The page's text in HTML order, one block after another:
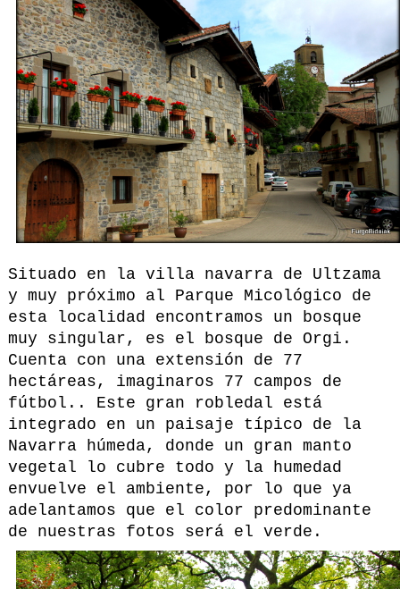
Situado en la villa navarra de Ultzama
y muy próximo al Parque Micológico de
esta localidad encontramos un bosque
muy singular, es el bosque de Orgi.
Cuenta con una extensión de 77
hectáreas, imaginaros 77 campos de
fútbol.. Este gran robledal está
integrado en un paisaje típico de la
Navarra húmeda, donde un gran manto
vegetal lo cubre todo y la humedad
envuelve el ambiente, por lo que ya
adelantamos que el color predominante
de nuestras fotos será el verde.